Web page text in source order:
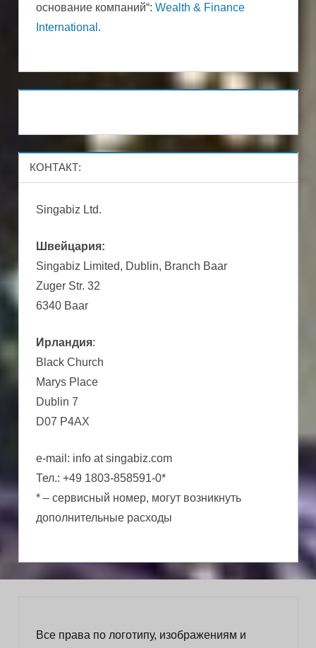
основание компаний“: Wealth & Finance
International .
КОНТАКТ:
Singabiz Ltd.
Швейцария:
Singabiz Limited, Dublin, Branch Baar
Zuger Str. 32
6340 Baar
Ирландия:
Black Church
Marys Place
Dublin 7
D07 P4AX
e-mail: info at singabiz.com
Тел.: +49 1803-858591-0*
* – сервисный номер, могут возникнуть
дополнительные расходы
Все права по логотипу, изображениям и